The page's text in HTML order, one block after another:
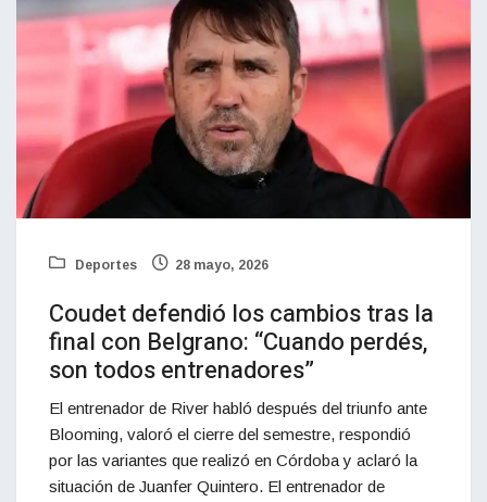
Deportes 28 mayo, 2026
Coudet defendió los cambios tras la
final con Belgrano: “Cuando perdés,
son todos entrenadores”
El entrenador de River habló después del triunfo ante
Blooming, valoró el cierre del semestre, respondió
por las variantes que realizó en Córdoba y aclaró la
situación de Juanfer Quintero. El entrenador de